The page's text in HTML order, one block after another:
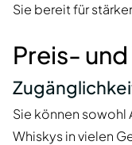
Sie bereit für
Preis-
Sie können
Whiskys in vielen